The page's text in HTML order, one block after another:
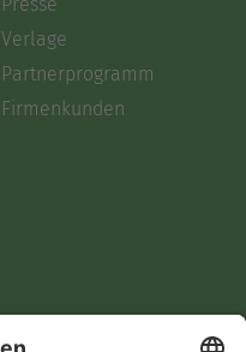
Verlage
Partnerprogramm
Firmenkunden